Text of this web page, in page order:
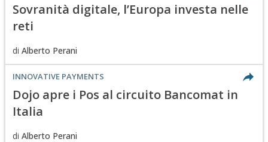
Sovranità digitale, l’Europa investa nelle
reti
di Alberto Perani
INNOVATIVE PAYMENTS
Dojo apre i Pos al circuito Bancomat in
Italia
di Alberto Perani